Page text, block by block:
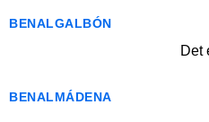
BENALGALBÓN
Det
BENALMÁDENA